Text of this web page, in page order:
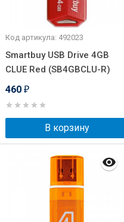
Код артикула: 492023
Smartbuy USB Drive 4GB
CLUE Red (SB4GBCLU-R)
460 ₽
В корзину